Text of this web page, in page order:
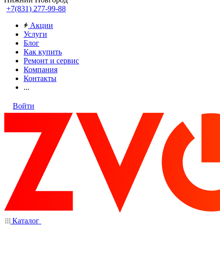
+7(831) 277-99-88
Акции
Услуги
Блог
Как купить
Ремонт и сервис
Компания
Контакты
...
Войти
Каталог